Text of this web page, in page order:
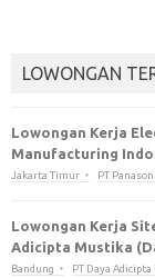
LOWONGAN
Lowongan Kerja
Manufacturing
Jakarta Timur PT
Lowongan Kerja
Adicipta Mustika
Bandung PT Daya